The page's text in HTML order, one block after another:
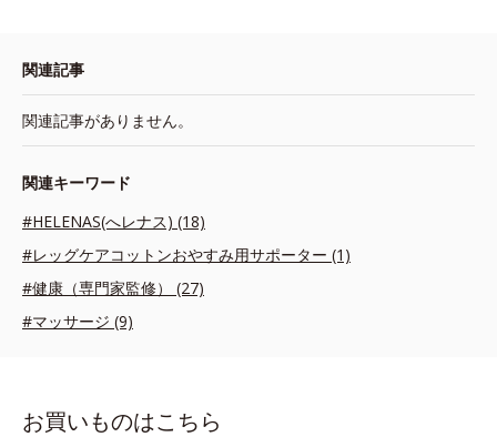
関連記事
関連記事がありません。
関連キーワード
#HELENAS(へレナス) (18)
#レッグケアコットンおやすみ用サポーター (1)
#健康（専門家監修） (27)
#マッサージ (9)
お買いものはこちら